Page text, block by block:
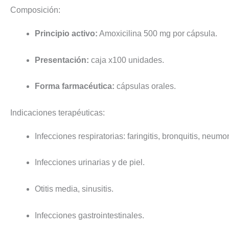
Composición:
Principio activo: Amoxicilina 500 mg por cápsula.
Presentación: caja x100 unidades.
Forma farmacéutica: cápsulas orales.
Indicaciones terapéuticas:
Infecciones respiratorias: faringitis, bronquitis,
Infecciones urinarias y de piel.
Otitis media, sinusitis.
Infecciones gastrointestinales.